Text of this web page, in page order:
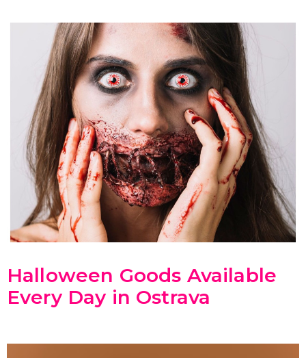
Halloween Goods Available
Every Day in Ostrava